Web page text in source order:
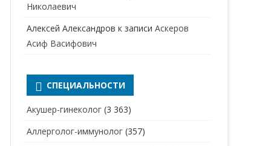
ПРОКТОЛОГ
РЕВМАТОЛОГ
РЕНТГЕНОЛОГ
СТОМАТОЛОГ
Николаевич
Алексей Александров к записиАскеров
Асиф Васифович
СПЕЦИАЛЬНОСТИ
Акушер-гинеколог (3 363)
Аллерголог-иммунолог (357)